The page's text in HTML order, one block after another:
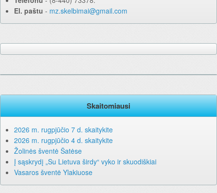
El. paštu ‐ mz.skelbimai@gmail.com
Skaitomiausi
2026 m. rugpjūčio 7 d. skaitykite
2026 m. rugpjūčio 4 d. skaitykite
Žolinės šventė Šatėse
Į sąskrydį „Su Lietuva širdy“ vyko ir skuodiškiai
Vasaros šventė Ylakiuose